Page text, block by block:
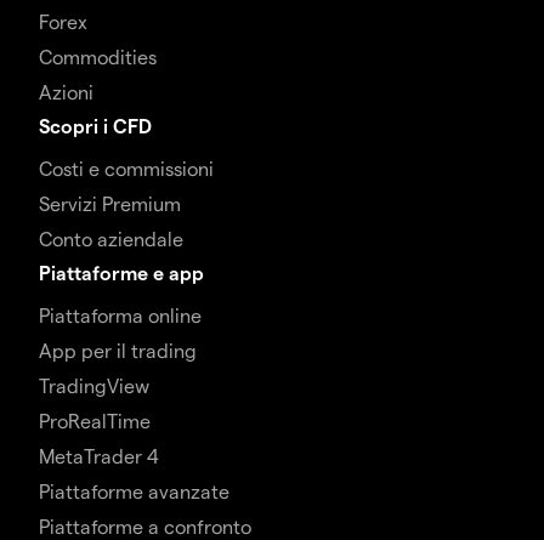
Forex
Commodities
Azioni
Scopri i CFD
Costi e commissioni
Servizi Premium
Conto aziendale
Piattaforme e app
Piattaforma online
App per il trading
TradingView
ProRealTime
MetaTrader 4
Piattaforme avanzate
Piattaforme a confronto